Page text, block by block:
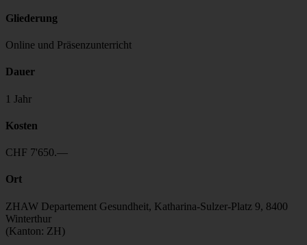
Gliederung
Online und Präsenzunterricht
Dauer
1 Jahr
Kosten
CHF 7'650.—
Ort
ZHAW Departement Gesundheit, Katharina-Sulzer-Platz 9, 8400
Winterthur
(Kanton: ZH)